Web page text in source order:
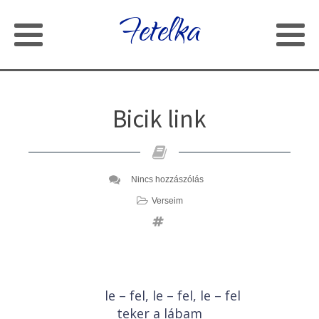
Fetelka
Bicik link
Nincs hozzászólás
Verseim
le – fel, le – fel, le – fel
teker a lábam